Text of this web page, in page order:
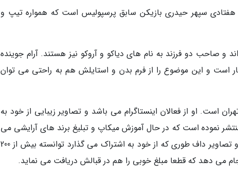
هفتادی سپهر حیدری بازیکن سابق پرسپولیس است که همواره تیپ و
و صاحب دو فرزند به نام های دیاکو و آروکو نیز هستند. آرام جوینده
است و این موضوع را از فرم بدن و استایلش هم به راحتی می توان
است. او از فعالان اینستاگرام می باشد و تصاویر زیبایی از خود به
نموده است که در حال آموزش میکاپ و تبلیغ برند های آرایشی می
باشد. ناگفته نماند وی به وسیله معروفیت همسرش و تصاویر داف طوری که از خود به اشتراک می گذارد توانسته بیش از 200
می دهد که قطعا مبلغ خوبی را هم در قبالش دریافت می نماید.